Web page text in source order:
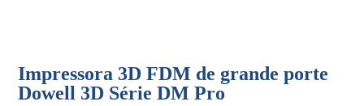
Impressora 3D FDM de grande porte
Dowell 3D Série DM Pro